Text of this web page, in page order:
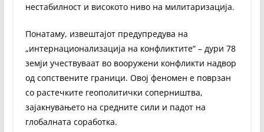
нестабилност и високото ниво на милитаризација.
Понатаму, извештајот предупредува на
„интернационализација на конфликтите“ – дури 78
земји учествуваат во вооружени конфликти надвор
од сопствените граници. Овој феномен е поврзан
со растечките геополитички соперништва,
зајакнувањето на средните сили и падот на
глобалната соработка.